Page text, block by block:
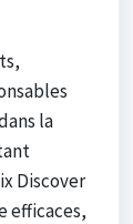
la
Discover
efficaces,